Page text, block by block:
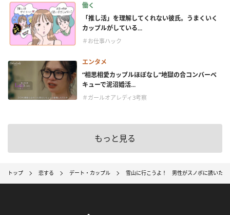
働く
「推し活」を理解してくれない彼氏。うまくいく
カップルがしている...
＃お仕事ハック
エンタメ
“相思相愛カップルほぼなし”地獄の合コンバーベ
キューで泥沼婚活...
＃ガールオアレディ3考察
もっと見る
トップ 恋する デート・カップル 雪山に行こうよ！ 男性がスノボに誘いたく